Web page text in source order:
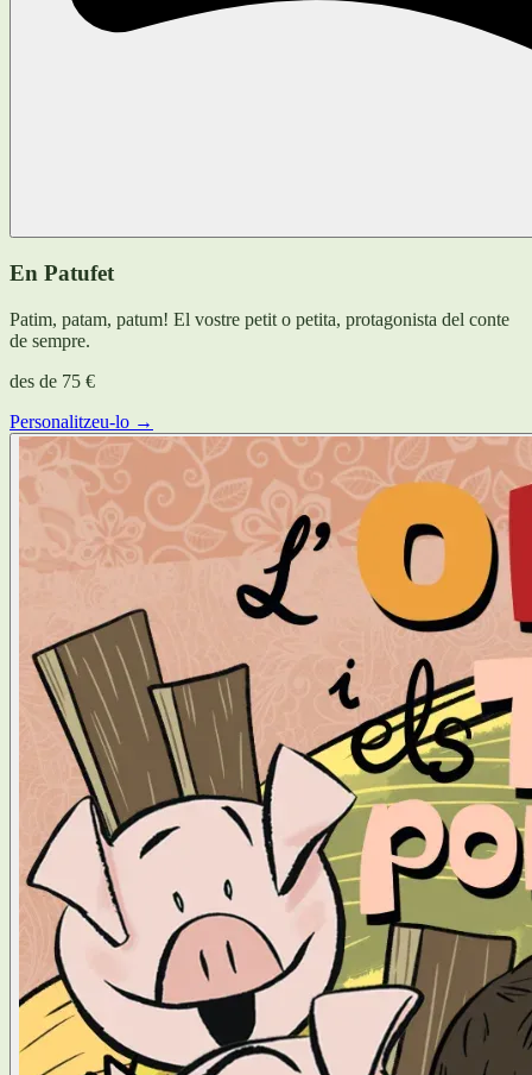
En Patufet
Patim, patam, patum! El vostre petit o petita, protagonista del conte
de sempre.
des de 75 €
Personalitzeu-lo →